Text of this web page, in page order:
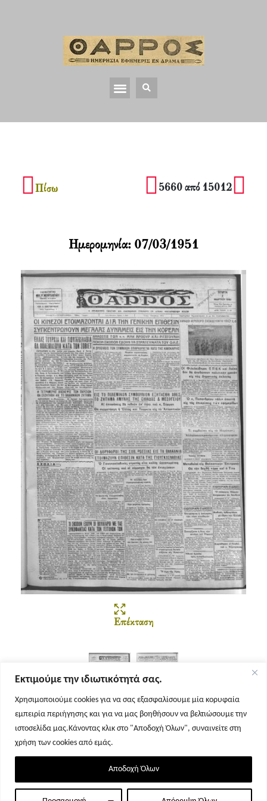
Εκτιμούμε την ιδιωτικότητά σας.
Χρησιμοποιούμε cookies για να σας εξασφαλίσουμε μία κορυφαία
εμπειρία περιήγησης και για να μας βοηθήσουν να βελτιώσουμε την
ιστοσελίδα μας.Κάνοντας κλικ στο "Αποδοχή Όλων", συναινείτε στη
χρήση των cookies από εμάς.
Αποδοχή Όλων
Πίσω 5660 από 15012
Επέκταση
Σελίδα 1 Σελίδα 2
Ημερομηνία: 07/03/1951